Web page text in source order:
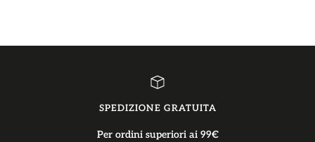
SPEDIZIONE GRATUITA
Per ordini superiori ai 99€